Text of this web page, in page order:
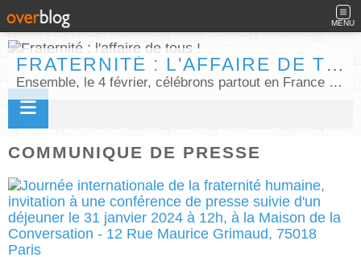
MENU
FRATERNITÉ : L'AFFAIRE DE TOUS !
Ensemble, le 4 février, célébrons partout en France la Journée internationale de la fraternité humaine !
COMMUNIQUE DE PRESSE